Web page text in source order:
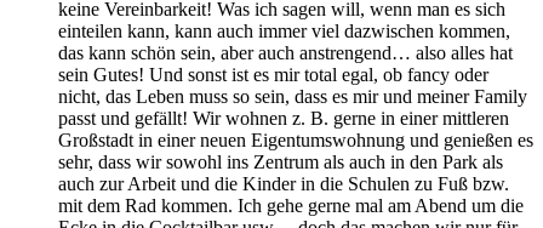
keine Vereinbarkeit! Was ich sagen will, wenn man es sich
einteilen kann, kann auch immer viel dazwischen kommen,
das kann schön sein, aber auch anstrengend… also alles hat
sein Gutes! Und sonst ist es mir total egal, ob fancy oder
nicht, das Leben muss so sein, dass es mir und meiner Family
passt und gefällt! Wir wohnen z. B. gerne in einer mittleren
Großstadt in einer neuen Eigentumswohnung und genießen es
sehr, dass wir sowohl ins Zentrum als auch in den Park als
auch zur Arbeit und die Kinder in die Schulen zu Fuß bzw.
mit dem Rad kommen. Ich gehe gerne mal am Abend um die